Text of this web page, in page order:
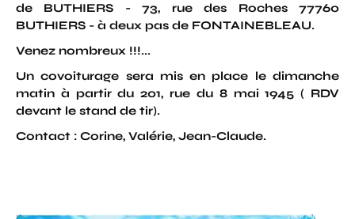
de BUTHIERS - 73, rue des Roches 77760
BUTHIERS - à deux pas de FONTAINEBLEAU.
Venez nombreux !!!...
Un covoiturage sera mis en place le dimanche
matin à partir du 201, rue du 8 mai 1945 ( RDV
devant le stand de tir).
Contact : Corine, Valérie, Jean-Claude.